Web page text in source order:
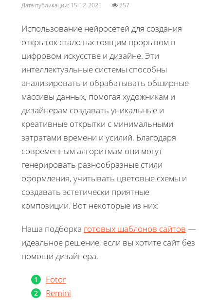
Дата публикации: 15-12-2025 257
Использование нейросетей для создания
открыток стало настоящим прорывом в
цифровом искусстве и дизайне. Эти
интеллектуальные системы способны
анализировать и обрабатывать обширные
массивы данных, помогая художникам и
дизайнерам создавать уникальные и
креативные открытки с минимальными
затратами времени и усилий. Благодаря
современным алгоритмам они могут
генерировать разнообразные стили
оформления, учитывать цветовые схемы и
создавать эстетически приятные
композиции. Вот некоторые из них:
Наша подборка готовых шаблонов сайтов —
идеальное решение, если вы хотите сайт без
помощи дизайнера.
Fotor
Remini